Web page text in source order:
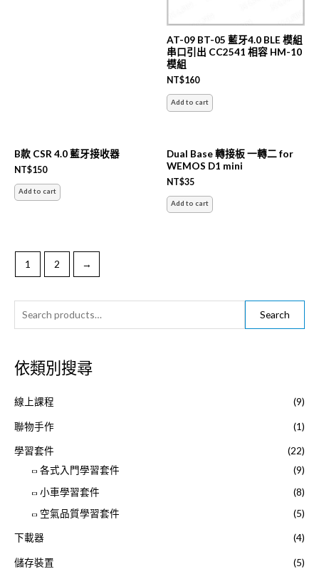
e
r
h
f
o
Search
依類別搜尋
線上課程 (9)
聯物手作 (1)
學習套件
(22)
各式入門學習套件
(9)
小車學習套件
(8)
空氣品質學習套件
(5)
下載器 (4)
儲存裝置 (5)
AT-09 BT-05 藍牙4.0 BLE 模組
串口引出 CC2541 相容 HM-10
模組
NT$160
Add to cart
B款 CSR 4.0 藍牙接收器
NT$150
Add to cart
Dual Base 轉接板 一轉二 for
WEMOS D1 mini
NT$35
Add to cart
1 2 →